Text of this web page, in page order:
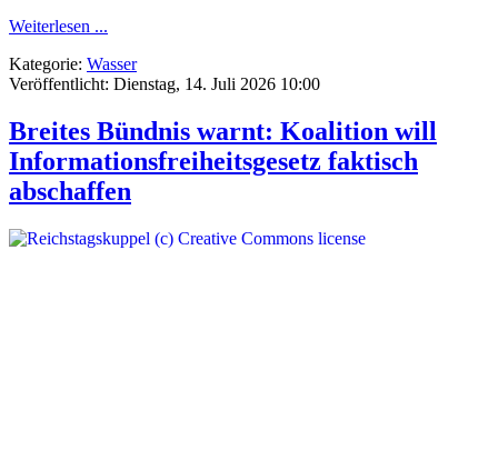
Weiterlesen ...
Kategorie: Wasser
Veröffentlicht: Dienstag, 14. Juli 2026 10:00
Breites Bündnis warnt: Koalition will
Informationsfreiheitsgesetz faktisch
abschaffen